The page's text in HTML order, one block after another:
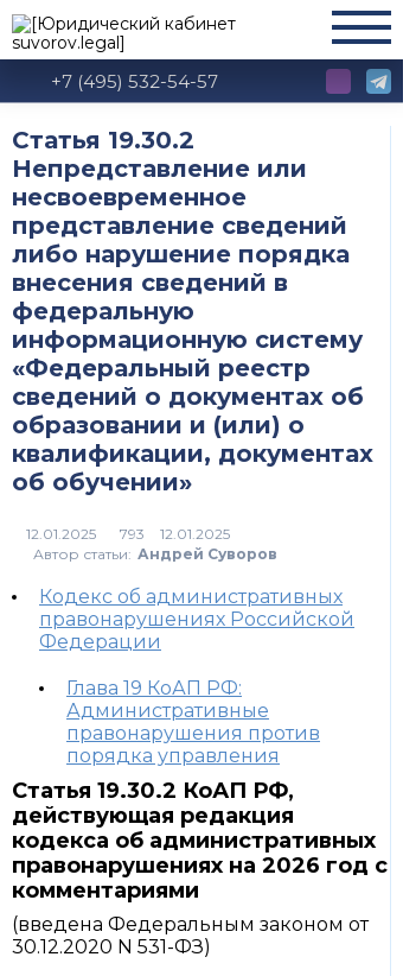
+7 (495) 532-54-57
Статья 19.30.2
Непредставление или
несвоевременное
представление сведений
либо нарушение порядка
внесения сведений в
федеральную
информационную систему
«Федеральный реестр
сведений о документах об
образовании и (или) о
квалификации, документах
об обучении»
793
Автор статьи: Андрей Суворов
Кодекс об административных
правонарушениях Российской
Федерации
Глава 19 КоАП РФ:
Административные
правонарушения против
порядка управления
Статья 19.30.2 КоАП РФ,
действующая редакция
кодекса об административных
правонарушениях на 2026 год с
комментариями
(введена Федеральным законом от
30.12.2020 N 531-ФЗ)